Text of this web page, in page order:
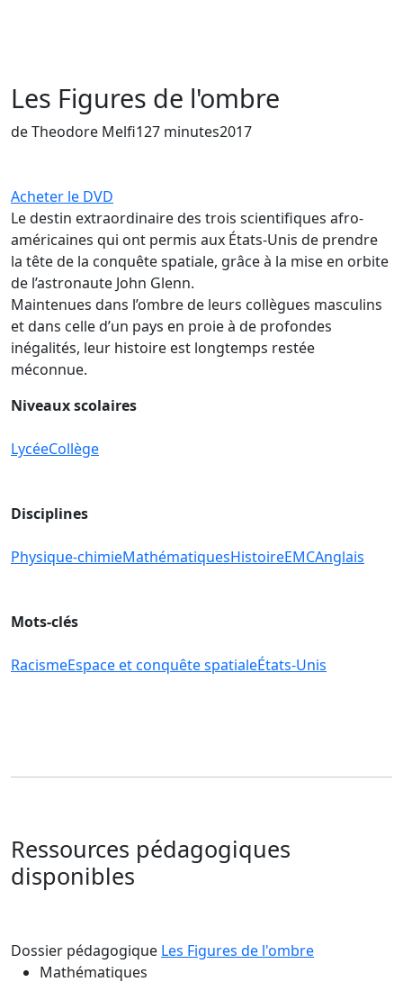
Les Figures de l'ombre
de Theodore Melfi127 minutes2017
Acheter le DVD
Le destin extraordinaire des trois scientifiques afro-
américaines qui ont permis aux États-Unis de prendre
la tête de la conquête spatiale, grâce à la mise en orbite
de l’astronaute John Glenn.
Maintenues dans l’ombre de leurs collègues masculins
et dans celle d’un pays en proie à de profondes
inégalités, leur histoire est longtemps restée
méconnue.
Niveaux scolaires
LycéeCollège
Disciplines
Physique-chimieMathématiquesHistoireEMCAnglais
Mots-clés
RacismeEspace et conquête spatialeÉtats-Unis
Ressources pédagogiques
disponibles
Dossier pédagogique Les Figures de l'ombre
Mathématiques